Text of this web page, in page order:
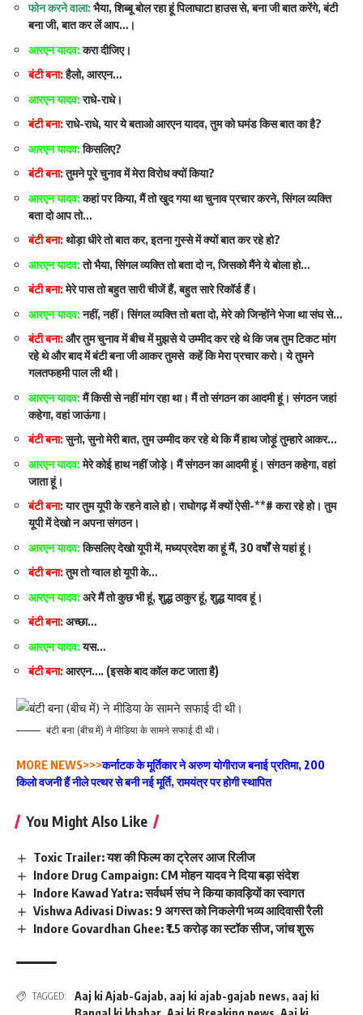
फोन करने वाला: भैया, शिब्बू बोल रहा हूं पिलाघाटा हाउस से, बना जी बात करेंगे, बंटी
बना जी, बात कर लें आप…।
आरएन यादव:करा दीजिए।
बंटी बना:हैलो, आरएन…
आरएन यादव:राधे-राधे।
बंटी बना:राधे-राधे, यार ये बताओ आरएन यादव, तुम को घमंड किस बात का है?
आरएन यादव:किसलिए?
बंटी बना:तुमने पूरे चुनाव में मेरा विरोध क्यों किया?
आरएन यादव:कहां पर किया, मैं तो खुद गया था चुनाव प्रचार करने, सिंगल व्यक्ति
बता दो आप तो…
बंटी बना: थोड़ा धीरे तो बात कर, इतना गुस्से में क्यों बात कर रहे हो?
आरएन यादव:तो भैया, सिंगल व्यक्ति तो बता दो न, जिसको मैंने ये बोला हो…
बंटी बना:मेरे पास तो बहुत सारी चीजें हैं, बहुत सारे रिकॉर्ड हैं।
आरएन यादव:नहीं, नहीं। सिंगल व्यक्ति तो बता दो, मेरे को जिन्होंने भेजा था संघ से…
बंटी बना: और तुम चुनाव में बीच में मुझसे ये उम्मीद कर रहे थे कि जब तुम टिकट मांग
रहे थे और बाद में बंटी बना जी आकर तुमसे कहें कि मेरा प्रचार करो। ये तुमने
गलतफहमी पाल ली थी।
आरएन यादव:मैं किसी से नहीं मांग रहा था। मैं तो संगठन का आदमी हूं। संगठन जहां
कहेगा, वहां जाऊंगा।
बंटी बना:सुनो, सुनो मेरी बात, तुम उम्मीद कर रहे थे कि मैं हाथ जोड़ूं तुम्हारे आकर…
आरएन यादव:मेरे कोई हाथ नहीं जोड़े। मैं संगठन का आदमी हूं। संगठन कहेगा, वहां
जाता हूं।
बंटी बना: यार तुम यूपी के रहने वाले हो। राघोगढ़ में क्यों ऐसी-**# करा रहे हो। तुम
यूपी में देखो न अपना संगठन।
आरएन यादव:किसलिए देखो यूपी में, मध्यप्रदेश का हूं मैं, 30 वर्षों से यहां हूं।
बंटी बना:तुम तो ग्वाल हो यूपी के…
आरएन यादव: अरे मैं तो कुछ भी हूं, शुद्ध ठाकुर हूं, शुद्ध यादव हूं।
बंटी बना: अच्छा…
आरएन यादव:यस…
बंटी बना: आरएन…. (इसके बाद कॉल कट जाता है)
बंटी बना (बीच में) ने मीडिया के सामने सफाई दी थी।
MORE NEWS>>>कर्नाटक के मूर्तिकार ने अरुण योगीराज बनाई प्रतिमा, 200
किलो वजनी हैं नीले पत्थर से बनी नई मूर्ति, रामयंत्र पर होगी स्थापित
You Might Also Like
Toxic Trailer: यश की फिल्म का ट्रेलर आज रिलीज
Indore Drug Campaign: CM मोहन यादव ने दिया बड़ा संदेश
Indore Kawad Yatra: सर्वधर्म संघ ने किया कावड़ियों का स्वागत
Vishwa Adivasi Diwas: 9 अगस्त को निकलेगी भव्य आदिवासी रैली
Indore Govardhan Ghee: ₹1.5 करोड़ का स्टॉक सीज, जांच शुरू
TAGGED: Aaj ki Ajab-Gajab, aaj ki ajab-gajab news, aaj ki